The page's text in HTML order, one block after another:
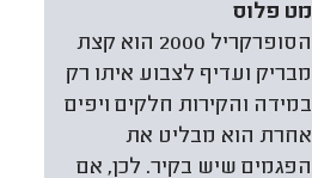
מט פלוס
הסופרקריל 2000 הוא קצת
מבריק ועדיף לצבוע איתו רק
במידה והקירות חלקים ויפים
אחרת הוא מבליט את
הפגמים שיש בקיר. לכן, אם